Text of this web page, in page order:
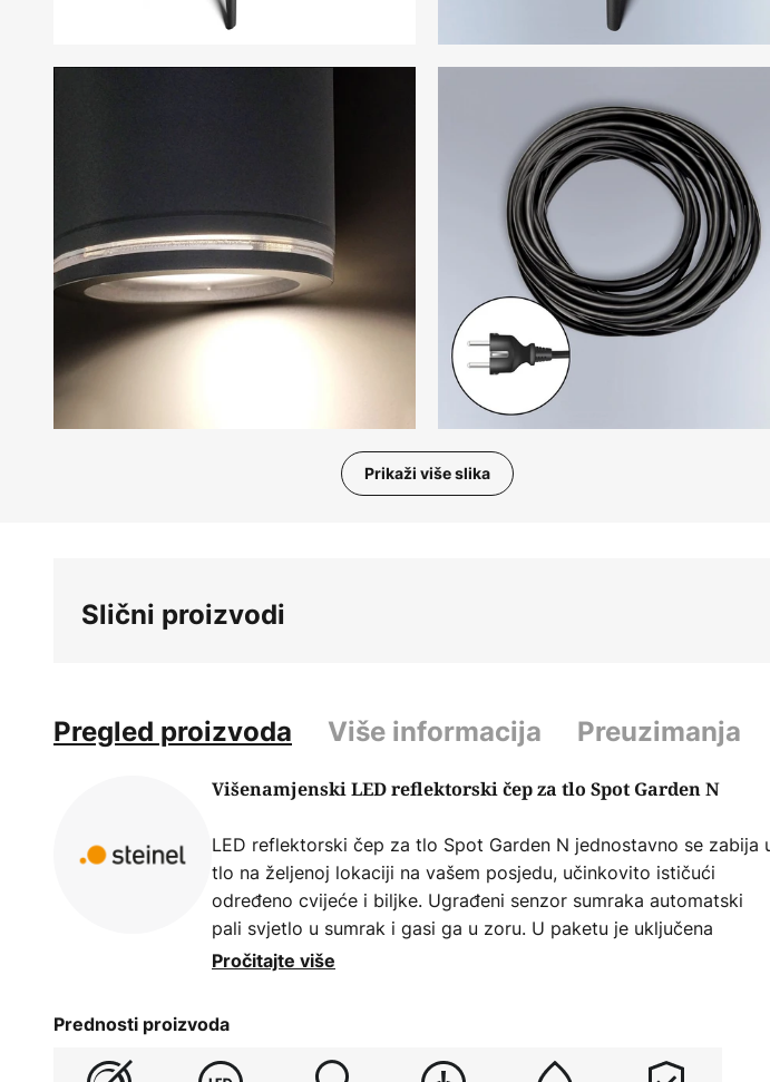
Prikaži više slika
Slični proizvodi
Pregled proizvoda Više informacija Preuzimanja
Višenamjenski LED reflektorski čep za tlo Spot Garden N
LED reflektorski čep za tlo Spot Garden N jednostavno se zabija
tlo na željenoj lokaciji na vašem posjedu, učinkovito ističući
određeno cvijeće i biljke. Ugrađeni senzor sumraka automatski
pali svjetlo u sumrak i gasi ga u zoru. U paketu je uključena
zamjenjiva LED žarulja s GU10 grlom.
- Uključuje 2,5 m kabel za napajanje sa utikačem
- Uključuje senzor sumraka
Pročitajte više
Prednosti proizvoda